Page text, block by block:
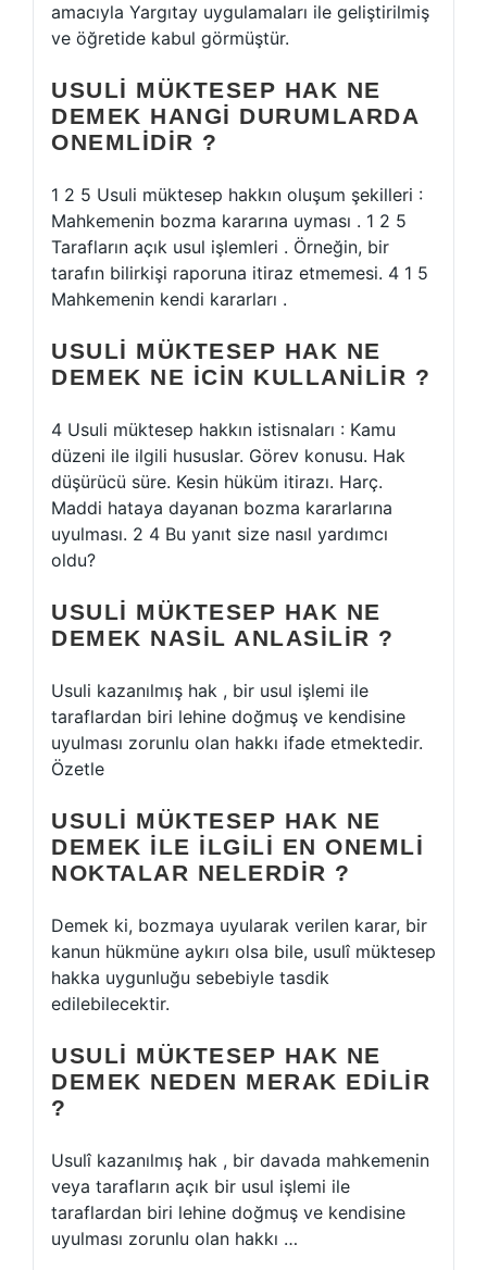
amacıyla Yargıtay uygulamaları ile geliştirilmiş
ve öğretide kabul görmüştür.
USULI MÜKTESEP HAK NE
DEMEK HANGI DURUMLARDA
ONEMLIDIR ?
1 2 5 Usuli müktesep hakkın oluşum şekilleri :
Mahkemenin bozma kararına uyması . 1 2 5
Tarafların açık usul işlemleri . Örneğin, bir
tarafın bilirkişi raporuna itiraz etmemesi. 4 1 5
Mahkemenin kendi kararları .
USULI MÜKTESEP HAK NE
DEMEK NE ICIN KULLANILIR ?
4 Usuli müktesep hakkın istisnaları : Kamu
düzeni ile ilgili hususlar. Görev konusu. Hak
düşürücü süre. Kesin hüküm itirazı. Harç.
Maddi hataya dayanan bozma kararlarına
uyulması. 2 4 Bu yanıt size nasıl yardımcı
oldu?
USULI MÜKTESEP HAK NE
DEMEK NASIL ANLASILIR ?
Usuli kazanılmış hak , bir usul işlemi ile
taraflardan biri lehine doğmuş ve kendisine
uyulması zorunlu olan hakkı ifade etmektedir.
Özetle
USULI MÜKTESEP HAK NE
DEMEK ILE ILGILI EN ONEMLI
NOKTALAR NELERDIR ?
Demek ki, bozmaya uyularak verilen karar, bir
kanun hükmüne aykırı olsa bile, usulî müktesep
hakka uygunluğu sebebiyle tasdik
edilebilecektir.
USULI MÜKTESEP HAK NE
DEMEK NEDEN MERAK EDILIR
?
Usulî kazanılmış hak , bir davada mahkemenin
veya tarafların açık bir usul işlemi ile
taraflardan biri lehine doğmuş ve kendisine
uyulması zorunlu olan hakkı …